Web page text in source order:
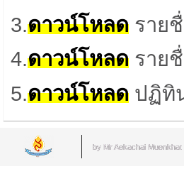
3.ดาวน์โหลด ราย
4.ดาวน์โหลด ราย
5.ดาวน์โหลด ปฏิทิ
by Mr.Aekachai Muenkhat